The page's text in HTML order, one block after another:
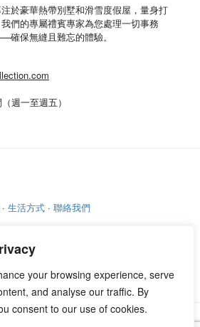
your browsing experience, serve
and analyse our traffic. By
consent to our use of cookies.
於豪華熱帶別墅和滑雪度假屋，量身打
們的專屬禮賓專家為您處理一切事務
保無縫且難忘的體驗。
週一至週五）
· 生活方式 · 聯絡我們